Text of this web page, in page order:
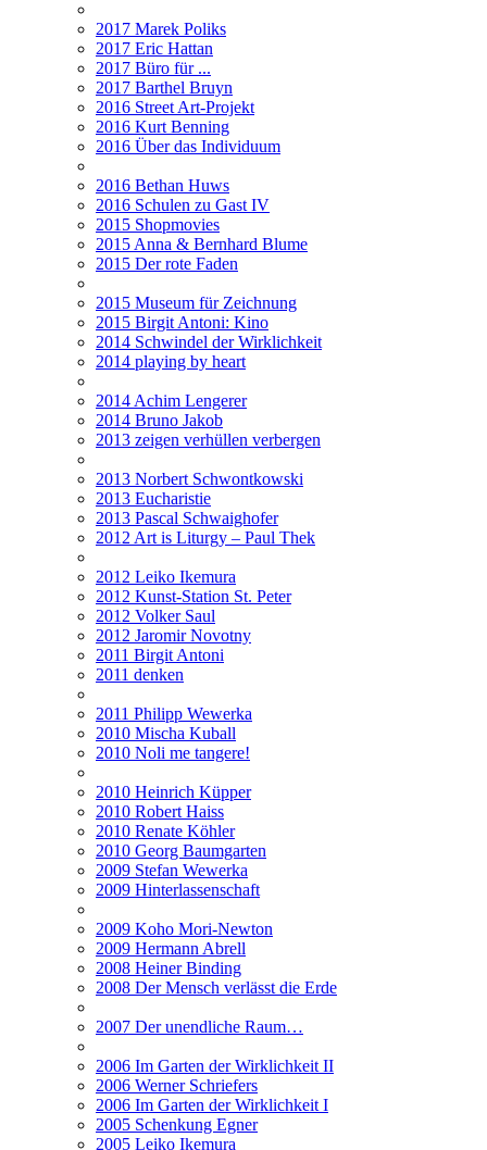
2017 Marek Poliks
2017 Eric Hattan
2017 Büro für ...
2017 Barthel Bruyn
2016 Street Art-Projekt
2016 Kurt Benning
2016 Über das Individuum
2016 Bethan Huws
2016 Schulen zu Gast IV
2015 Shopmovies
2015 Anna & Bernhard Blume
2015 Der rote Faden
2015 Museum für Zeichnung
2015 Birgit Antoni: Kino
2014 Schwindel der Wirklichkeit
2014 playing by heart
2014 Achim Lengerer
2014 Bruno Jakob
2013 zeigen verhüllen verbergen
2013 Norbert Schwontkowski
2013 Eucharistie
2013 Pascal Schwaighofer
2012 Art is Liturgy – Paul Thek
2012 Leiko Ikemura
2012 Kunst-Station St. Peter
2012 Volker Saul
2012 Jaromir Novotny
2011 Birgit Antoni
2011 denken
2011 Philipp Wewerka
2010 Mischa Kuball
2010 Noli me tangere!
2010 Heinrich Küpper
2010 Robert Haiss
2010 Renate Köhler
2010 Georg Baumgarten
2009 Stefan Wewerka
2009 Hinterlassenschaft
2009 Koho Mori-Newton
2009 Hermann Abrell
2008 Heiner Binding
2008 Der Mensch verlässt die Erde
2007 Der unendliche Raum…
2006 Im Garten der Wirklichkeit II
2006 Werner Schriefers
2006 Im Garten der Wirklichkeit I
2005 Schenkung Egner
2005 Leiko Ikemura